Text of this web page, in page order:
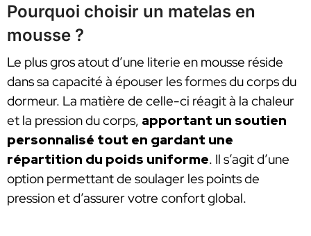
Pourquoi choisir un matelas en
mousse ?
Le plus gros atout d’une literie en mousse réside
dans sa capacité à épouser les formes du corps du
dormeur. La matière de celle-ci réagit à la chaleur
et la pression du corps, apportant un soutien
personnalisé tout en gardant une
répartition du poids uniforme. Il s’agit d’une
option permettant de soulager les points de
pression et d’assurer votre confort global.